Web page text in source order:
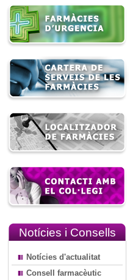
Notícies i Consells
Notícies d'actualitat
Consell farmacèutic